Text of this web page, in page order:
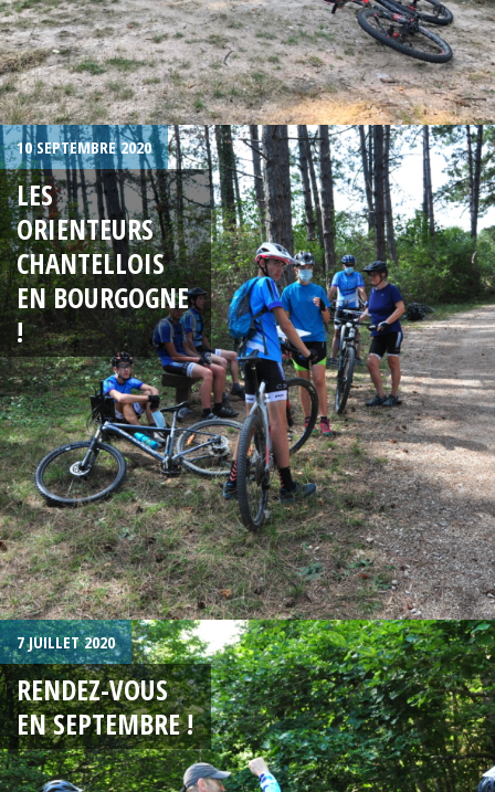
10 SEPTEMBRE 2020
LES
ORIENTEURS
CHANTELLOIS
EN BOURGOGNE
!
7 JUILLET 2020
RENDEZ-VOUS
EN SEPTEMBRE !